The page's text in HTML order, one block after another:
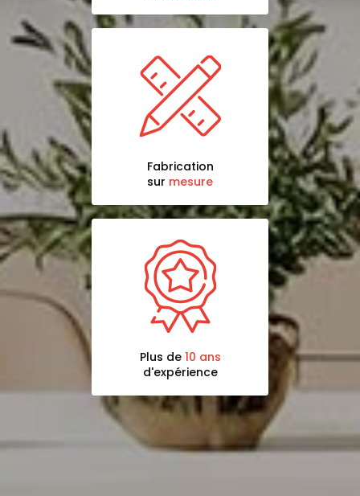
Fabrication
sur mesure
Plus de 10 ans
d'expérience